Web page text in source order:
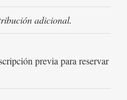
adicional.
previa para reservar